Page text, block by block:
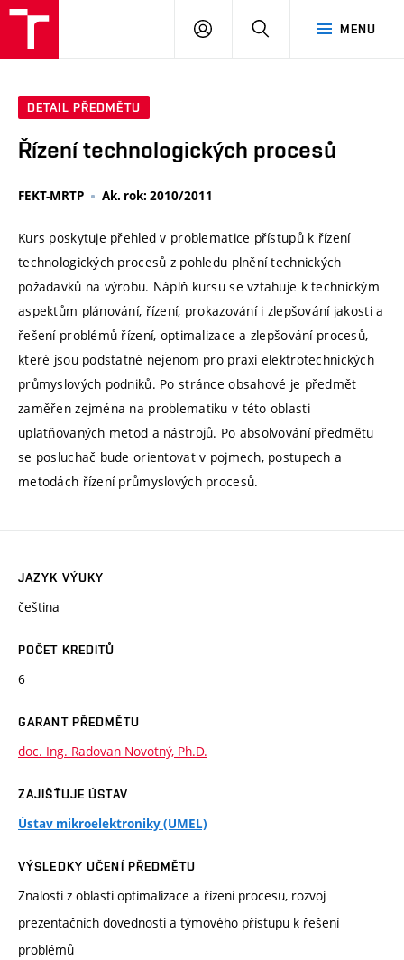
MENU
PŘIHLÁSIT
DETAIL PŘEDMĚTU
Řízení technologických procesů
FEKT-MRTP Ak. rok: 2010/2011
Kurs poskytuje přehled v problematice přístupů k řízení
technologických procesů z pohledu plnění technických
požadavků na výrobu. Náplň kursu se vztahuje k technickým
aspektům plánování, řízení, prokazování i zlepšování jakosti a
řešení problémů řízení, optimalizace a zlepšování procesů,
které jsou podstatné nejenom pro praxi elektrotechnických
průmyslových podniků. Po stránce obsahové je předmět
zaměřen zejména na problematiku v této oblasti
uplatňovaných metod a nástrojů. Po absolvování předmětu
se posluchač bude orientovat v pojmech, postupech a
metodách řízení průmyslových procesů.
JAZYK VÝUKY
čeština
POČET KREDITŮ
6
GARANT PŘEDMĚTU
doc. Ing. Radovan Novotný, Ph.D.
ZAJIŠŤUJE ÚSTAV
Ústav mikroelektroniky (UMEL)
VÝSLEDKY UČENÍ PŘEDMĚTU
Znalosti z oblasti optimalizace a řízení procesu, rozvoj
prezentačních dovednosti a týmového přístupu k řešení
problémů